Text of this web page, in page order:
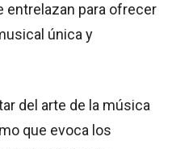
entrelazan para ofrecer
única y
del arte de la música
que evoca los